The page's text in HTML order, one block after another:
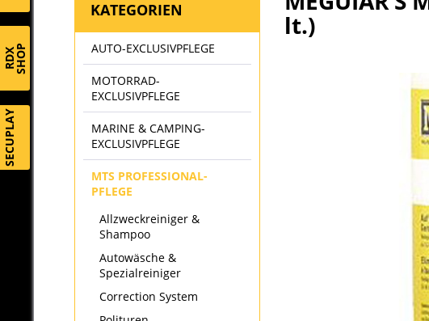
RDXSHOP
SECUPLAY
KATEGORIEN
AUTO-EXCLUSIVPFLEGE
MOTORRAD-
EXCLUSIVPFLEGE
MARINE & CAMPING-
EXCLUSIVPFLEGE
MTS PROFESSIONAL-
PFLEGE
Allzweckreiniger &
Shampoo
Autowäsche &
Spezialreiniger
Correction System
lt.)